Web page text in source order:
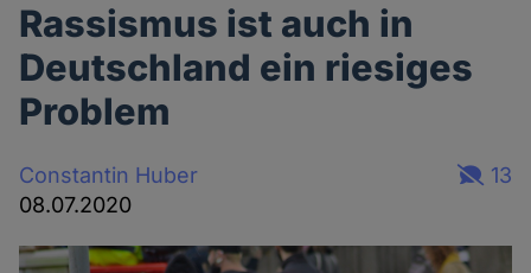
Rassismus ist auch in
Deutschland ein riesiges
Problem
Constantin Huber
08.07.2020
13